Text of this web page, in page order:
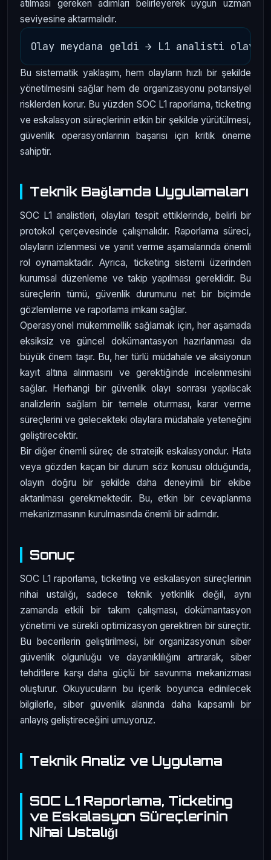
atılması gereken adımları belirleyerek uygun uzman
seviyesine aktarmalıdır.
Bu sistematik yaklaşım, hem olayların hızlı bir şekilde
yönetilmesini sağlar hem de organizasyonu potansiyel
risklerden korur. Bu yüzden SOC L1 raporlama, ticketing
ve eskalasyon süreçlerinin etkin bir şekilde yürütülmesi,
güvenlik operasyonlarının başarısı için kritik öneme
sahiptir.
Teknik Bağlamda Uygulamaları
SOC L1 analistleri, olayları tespit ettiklerinde, belirli bir
protokol çerçevesinde çalışmalıdır. Raporlama süreci,
olayların izlenmesi ve yanıt verme aşamalarında önemli
rol oynamaktadır. Ayrıca, ticketing sistemi üzerinden
kurumsal düzenleme ve takip yapılması gereklidir. Bu
süreçlerin tümü, güvenlik durumunu net bir biçimde
gözlemleme ve raporlama imkanı sağlar.
Operasyonel mükemmellik sağlamak için, her aşamada
eksiksiz ve güncel dokümantasyon hazırlanması da
büyük önem taşır. Bu, her türlü müdahale ve aksiyonun
kayıt altına alınmasını ve gerektiğinde incelenmesini
sağlar. Herhangi bir güvenlik olayı sonrası yapılacak
analizlerin sağlam bir temele oturması, karar verme
süreçlerini ve gelecekteki olaylara müdahale yeteneğini
geliştirecektir.
Bir diğer önemli süreç de stratejik eskalasyondur. Hata
veya gözden kaçan bir durum söz konusu olduğunda,
olayın doğru bir şekilde daha deneyimli bir ekibe
aktarılması gerekmektedir. Bu, etkin bir cevaplanma
mekanizmasının kurulmasında önemli bir adımdır.
Sonuç
SOC L1 raporlama, ticketing ve eskalasyon süreçlerinin
nihai ustalığı, sadece teknik yetkinlik değil, aynı
zamanda etkili bir takım çalışması, dokümantasyon
yönetimi ve sürekli optimizasyon gerektiren bir süreçtir.
Bu becerilerin geliştirilmesi, bir organizasyonun siber
güvenlik olgunluğu ve dayanıklılığını artırarak, siber
tehditlere karşı daha güçlü bir savunma mekanizması
oluşturur. Okuyucuların bu içerik boyunca edinilecek
bilgilerle, siber güvenlik alanında daha kapsamlı bir
anlayış geliştireceğini umuyoruz.
Teknik Analiz ve Uygulama
SOC L1 Raporlama, Ticketing
ve Eskalasyon Süreçlerinin
Nihai Ustalığı